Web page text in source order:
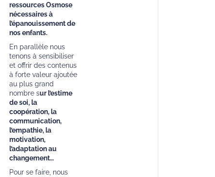
ressources Osmose
nécessaires à
l’épanouissement de
nos enfants.
En parallèle nous
tenons à sensibiliser
et offrir des contenus
à forte valeur ajoutée
au plus grand
nombre sur l’estime
de soi, la
coopération, la
communication,
l’empathie, la
motivation,
l’adaptation au
changement…
Pour se faire, nous